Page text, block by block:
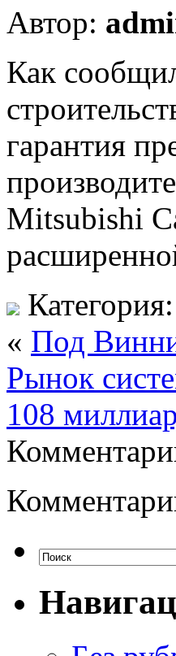
Автор:
Как
гарантия
Mitsubishi
Категория:
« Под
Рынок
108